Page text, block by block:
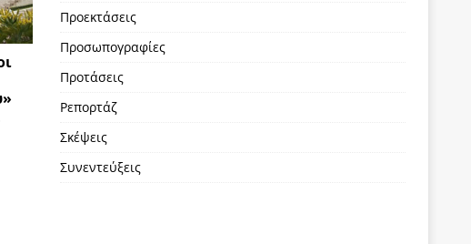
Προεκτάσεις
Προσωπογραφίες
Προτάσεις
Ρεπορτάζ
Σκέψεις
Συνεντεύξεις